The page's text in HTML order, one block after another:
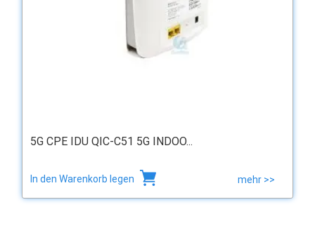
5G CPE IDU QIC-C51 5G INDOO...
In den Warenkorb legen mehr >>